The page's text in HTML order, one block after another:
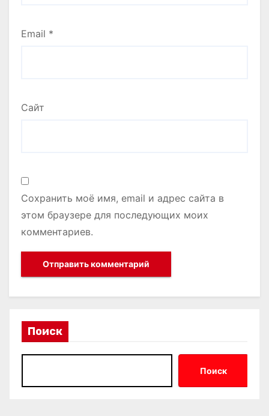
Email *
Сайт
Сохранить моё имя, email и адрес сайта в
этом браузере для последующих моих
комментариев.
Поиск
Поиск